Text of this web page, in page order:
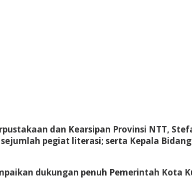
dan Kearsipan Provinsi NTT,
pegiat literasi; serta Kepala
dukungan penuh Pemerintah